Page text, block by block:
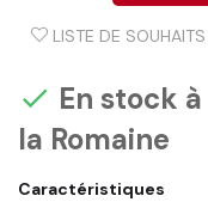
LISTE DE SOUHAITS
 En stock
la Romaine
Caractéristiques